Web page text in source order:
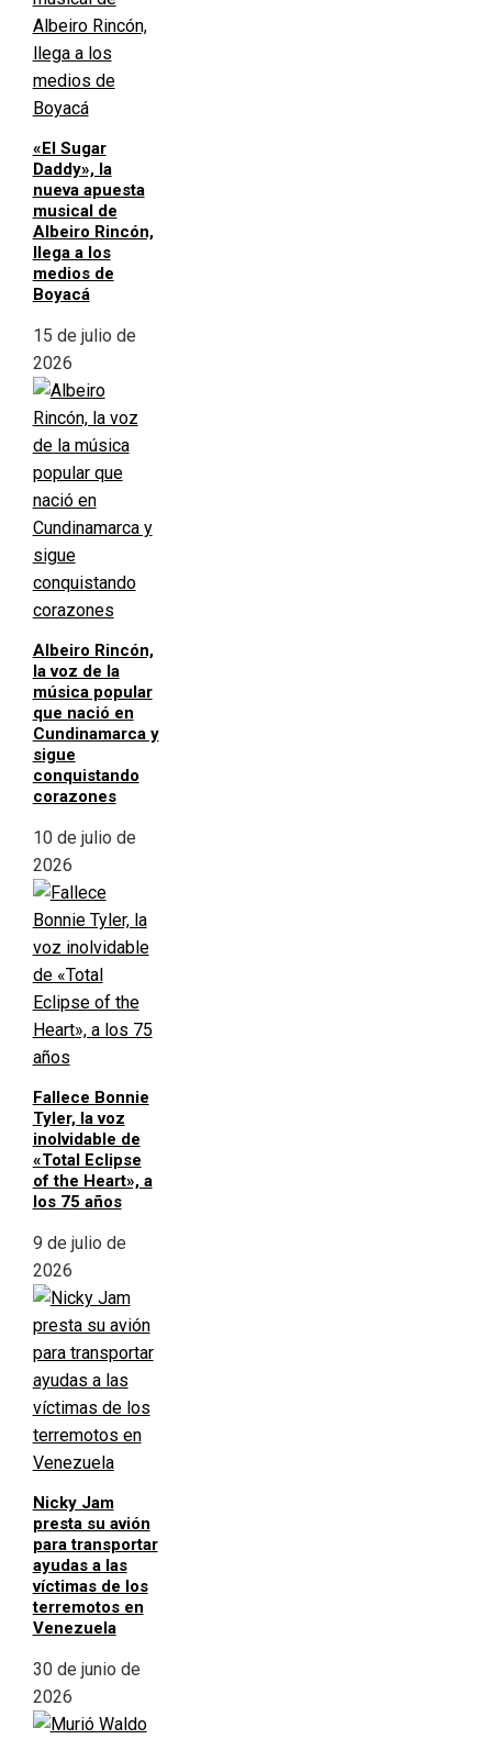
«El Sugar
Daddy», la
nueva apuesta
musical de
Albeiro Rincón,
llega a los
medios de
Boyacá
15 de julio de
2026
Albeiro Rincón,
la voz de la
música popular
que nació en
Cundinamarca y
sigue
conquistando
corazones
10 de julio de
2026
Fallece Bonnie
Tyler, la voz
inolvidable de
«Total Eclipse
of the Heart», a
los 75 años
9 de julio de
2026
Nicky Jam
presta su avión
para transportar
ayudas a las
víctimas de los
terremotos en
Venezuela
30 de junio de
2026